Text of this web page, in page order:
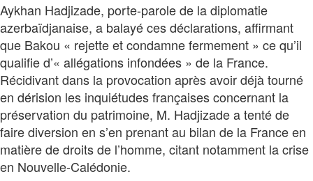
Aykhan Hadjizade, porte-parole de la diplomatie
azerbaïdjanaise, a balayé ces déclarations, affirmant
que Bakou « rejette et condamne fermement » ce qu’il
qualifie d’« allégations infondées » de la France.
Récidivant dans la provocation après avoir déjà tourné
en dérision les inquiétudes françaises concernant la
préservation du patrimoine, M. Hadjizade a tenté de
faire diversion en s’en prenant au bilan de la France en
matière de droits de l’homme, citant notamment la crise
en Nouvelle-Calédonie.